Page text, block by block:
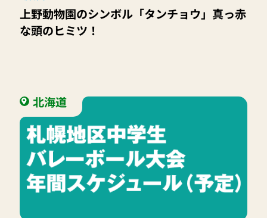
上野動物園のシンボル「タンチョウ」真っ赤
な頭のヒミツ！
北海道